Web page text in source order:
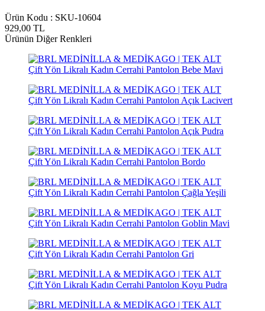
Ürün Kodu : SKU-10604
929,00 TL
Ürünün Diğer Renkleri